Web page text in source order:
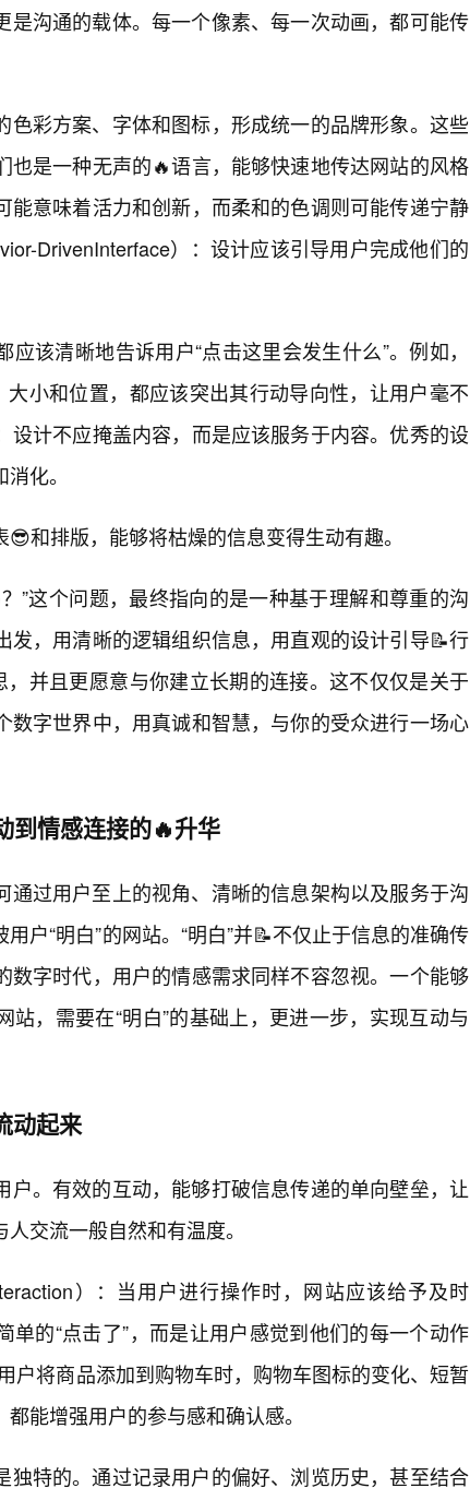
是沟通的载体。每一个像素、每一次动画，都可能传
色彩方案、字体和图标，形成统一的品牌形象。这些
也是一种无声的🔥语言，能够快速地传达网站的风格
能意味着活力和创新，而柔和的色调则可能传递宁静
DrivenInterface）：设计应该引导用户完成他们的
该清晰地告诉用户“点击这里会发生什么”。例如，
大小和位置，都应该突出其行动导向性，让用户毫不
设计不应掩盖内容，而是应该服务于内容。优秀的设
化。
和排版，能够将枯燥的信息变得生动有趣。
”这个问题，最终指向的是一种基于理解和尊重的沟
发，用清晰的逻辑组织信息，用直观的设计引导📝行
，并且更愿意与你建立长期的连接。这不仅仅是关于
数字世界中，用真诚和智慧，与你的受众进行一场心
到情感连接的🔥升华
通过用户至上的视角、清晰的信息架构以及服务于沟
户“明白”的网站。“明白”并📝不仅止于信息的准确传
数字时代，用户的情感需求同样不容忽视。一个能够
，需要在“明白”的基础上，更进一步，实现互动与
动起来
户。有效的互动，能够打破信息传递的单向壁垒，让
交流一般自然和有温度。
）：当用户进行操作时，网站应该给予及时
单的“点击了”，而是让用户感觉到他们的每一个动作
户将商品添加到购物车时，购物车图标的变化、短暂
能增强用户的参与感和确认感。
独特的。通过记录用户的偏好、浏览历史，甚至结合